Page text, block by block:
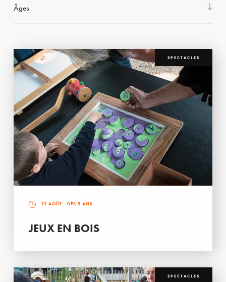
Âges
SPECTACLES
12 AOÛT - DÈS 5 ANS
JEUX EN BOIS
SPECTACLES